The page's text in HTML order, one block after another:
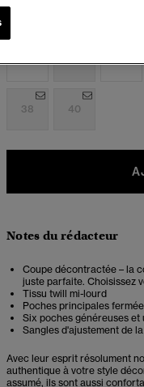
28 29 30
38 40
Notes du rédacteur
Coupe décontractée – la
juste parfaite. Choisissez
Tissu twill mi-lourd
Poches principales
Six poches généreuses et
Sangles d'ajustement de
Avec leur esprit résolument
authentique à votre style
assumé, ils sont aussi